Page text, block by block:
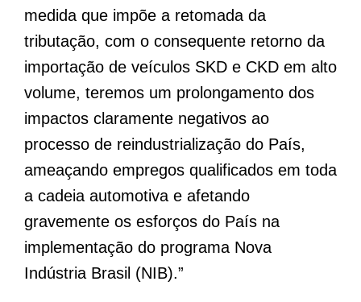
medida que impõe a retomada da
tributação, com o consequente retorno da
importação de veículos SKD e CKD em alto
volume, teremos um prolongamento dos
impactos claramente negativos ao
processo de reindustrialização do País,
ameaçando empregos qualificados em toda
a cadeia automotiva e afetando
gravemente os esforços do País na
implementação do programa Nova
Indústria Brasil (NIB).”